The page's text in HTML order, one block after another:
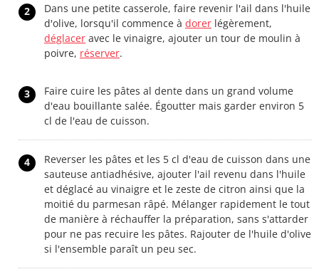
2
Dans une petite casserole, faire revenir l'ail dans l'huile
d'olive, lorsqu'il commence à dorer légèrement,
déglacer avec le vinaigre, ajouter un tour de moulin à
poivre, réserver.
3
Faire cuire les pâtes al dente dans un grand volume
d'eau bouillante salée. Égoutter mais garder environ 5
cl de l'eau de cuisson.
4
Reverser les pâtes et les 5 cl d'eau de cuisson dans une
sauteuse antiadhésive, ajouter l'ail revenu dans l'huile
et déglacé au vinaigre et le zeste de citron ainsi que la
moitié du parmesan râpé. Mélanger rapidement le tout
de manière à réchauffer la préparation, sans s'attarder
pour ne pas recuire les pâtes. Rajouter de l'huile d'olive
si l'ensemble paraît un peu sec.